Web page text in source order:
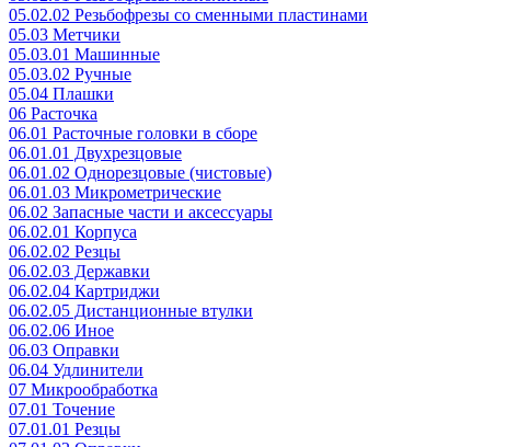
05.02.02 Резьбофрезы со сменными пластинами
05.03 Метчики
05.03.01 Машинные
05.03.02 Ручные
05.04 Плашки
06 Расточка
06.01 Расточные головки в сборе
06.01.01 Двухрезцовые
06.01.02 Однорезцовые (чистовые)
06.01.03 Микрометрические
06.02 Запасные части и аксессуары
06.02.01 Корпуса
06.02.02 Резцы
06.02.03 Державки
06.02.04 Картриджи
06.02.05 Дистанционные втулки
06.02.06 Иное
06.03 Оправки
06.04 Удлинители
07 Микрообработка
07.01 Точение
07.01.01 Резцы